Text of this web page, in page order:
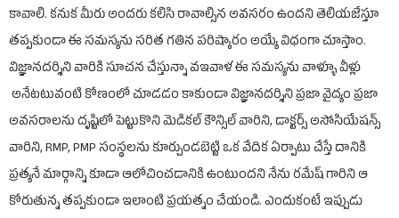
కావాలి. కనుక మీరు అందరు కలిసి రావాల్సిన అవసరం ఉందని తెలియజేస్తూ
తప్పకుండా ఈ సమస్యను సరిత గతిన పరిష్కారం అయ్యే విధంగా చూస్తాం.
విజ్ఞానదర్శిని వారికి సూచన చేస్తున్నా వఇవాళ ఈ సమస్యను వాళ్ళూ వీళ్లు
అనేటటువంటి కోణంలో చూడడం కాకుండా విజ్ఞానదర్శిని ప్రజా వైద్యం ప్రజా
అవసరాలను దృష్టిలో పెట్టుకొని మెడికల్ కౌన్సిల్ వారిని, డాక్టర్స్ అసోసియేషన్స్
వారిని, RMP, PMP సంస్థలను కూర్చుండబెట్టి ఒక వేదిక ఏర్పాటు చేస్తే దానికి
ప్రత్యనే మార్గాన్ని కూడా ఆలోచించడానికి ఉంటుందని నేను రమేష్ గారిని ఆ
కోరుతున్న తప్పకుండా ఇలాంటి ప్రయత్నం చేయండి. ఎందుకంటే ఇప్పుడు